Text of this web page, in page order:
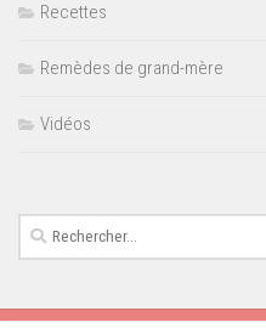
Recettes
Remèdes de grand-mère
Vidéos
Rechercher :